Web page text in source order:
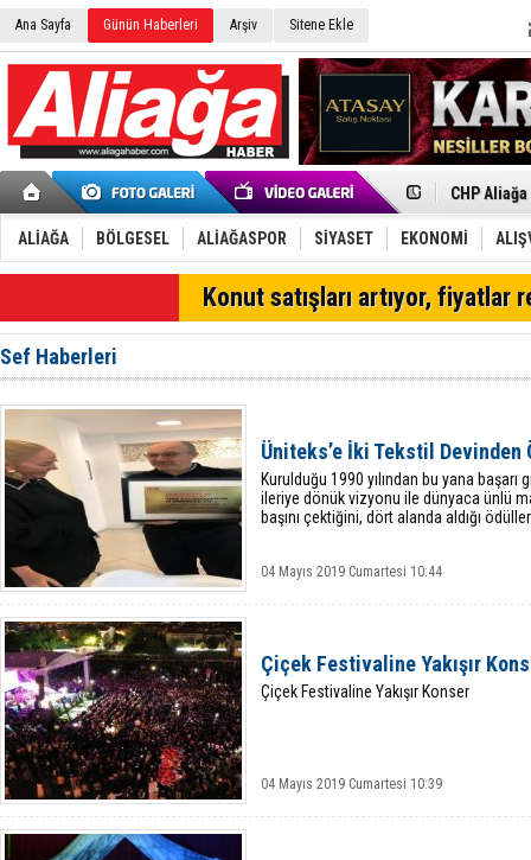
Ana Sayfa Günün Haberleri Arşiv Sitene Ekle
İzmir'in
Çağrısı
Onat
Menemen
Aliağa'da
Furkan
Chp
AK Parti
Alto,
Chp
ALİAĞA BÖLGESEL ALİAĞASPOR SİYASET EKONOMİ
Konut satışları artıyor, fiyatlar
Sef Haberleri
Üniteks’e İki Tekstil Devinden
Kurulduğu 1990 yılından bu yana
ileriye dönük vizyonu ile dünyaca ünlü
başını çektiğini, dört alanda aldığı
04 Mayıs 2019 Cumartesi 10:44
Çiçek Festivaline Yakışır
Çiçek Festivaline Yakışır Konser
04 Mayıs 2019 Cumartesi 10:39